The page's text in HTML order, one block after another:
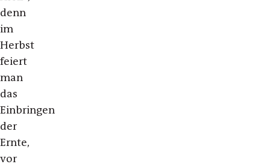
denn
im
Herbst
feiert
man
das
Einbringen
der
Ernte,
vor